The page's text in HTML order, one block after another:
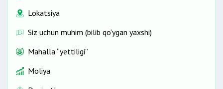
Lokatsiya
Siz uchun muhim (bilib qo‘ygan yaxshi)
Mahalla “yettiligi”
Moliya